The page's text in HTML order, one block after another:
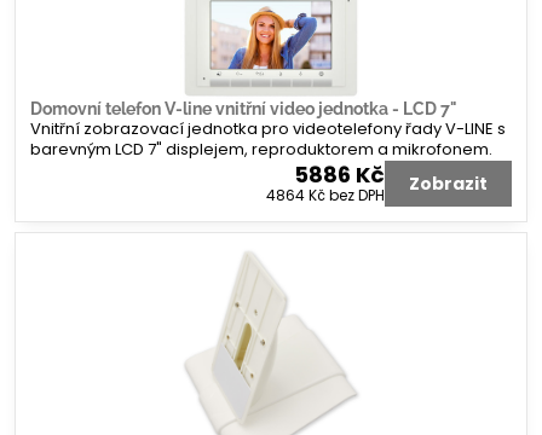
Domovní telefon V-line vnitřní video jednotka - LCD 7"
Vnitřní zobrazovací jednotka pro videotelefony řady V-LINE s
barevným LCD 7" displejem, reproduktorem a mikrofonem.
5886 Kč
4864 Kčbez DPH Zobrazit